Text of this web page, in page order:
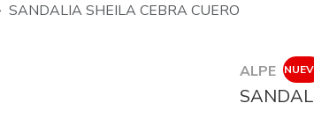
SANDALIA SHEILA CEBRA CUERO
ALPE